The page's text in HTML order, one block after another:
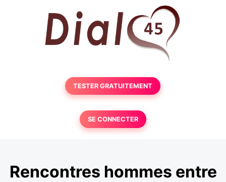
TESTER GRATUITEMENT
SE CONNECTER
Rencontres hommes entre